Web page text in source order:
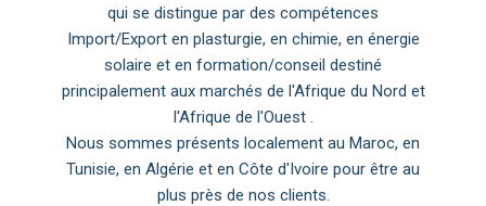
qui se distingue par des compétences
Import/Export en plasturgie, en chimie, en énergie
solaire et en formation/conseil destiné
principalement aux marchés de l'Afrique du Nord et
l'Afrique de l'Ouest .
Nous sommes présents localement au Maroc, en
Tunisie, en Algérie et en Côte d'Ivoire pour être au
plus près de nos clients.